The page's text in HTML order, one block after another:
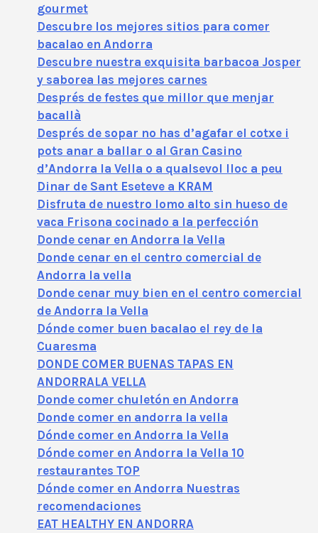
gourmet
Descubre los mejores sitios para comer
bacalao en Andorra
Descubre nuestra exquisita barbacoa Josper
y saborea las mejores carnes
Després de festes que millor que menjar
bacallà
Després de sopar no has d’agafar el cotxe i
pots anar a ballar o al Gran Casino
d’Andorra la Vella o a qualsevol lloc a peu
Dinar de Sant Eseteve a KRAM
Disfruta de nuestro lomo alto sin hueso de
vaca Frisona cocinado a la perfección
Donde cenar en Andorra la Vella
Donde cenar en el centro comercial de
Andorra la vella
Donde cenar muy bien en el centro comercial
de Andorra la Vella
Dónde comer buen bacalao el rey de la
Cuaresma
DONDE COMER BUENAS TAPAS EN
ANDORRALA VELLA
Donde comer chuletón en Andorra
Donde comer en andorra la vella
Dónde comer en Andorra la Vella
Dónde comer en Andorra la Vella 10
restaurantes TOP
Dónde comer en Andorra Nuestras
recomendaciones
EAT HEALTHY EN ANDORRA